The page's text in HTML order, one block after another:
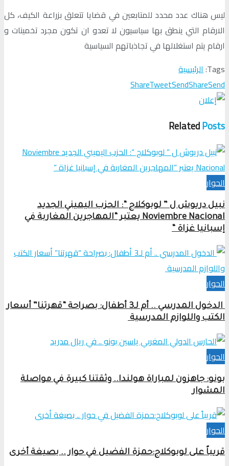
ليس هناك عدد محدد للمتابعين في قضايا تتعلق بزراعة الكيف، كل
الارقام التي ينطق بها سياسيون لا تعدو ان تكون مجرد تخمينات و
ارقام يتم استغلالها في تجاذباتهم السياسية
Tags: الرئيسية
ShareTweetSendShareSend
RelatedPosts
الحوار
نبيل دريوش ل ” لوبوكلاج “: الحزب اليميني الجديد
Noviembre Nacional يعتبر “المهاجرين المغاربة في
إسبانيا غزاة “
الحوار
الدخول المدرسي .. أم لـ3 أطفال: بصراحة “قهرتنا” أسعار
الكتب واللوازم المدرسية
الحوار
بونو: جاهزون لمباراة هولندا.. وثقتنا كبيرة في مواصلة
المشوار
الحوار
قريباً على لوبوكلاج:حمزة الفضيل في حوار .. بصيغة أخرى